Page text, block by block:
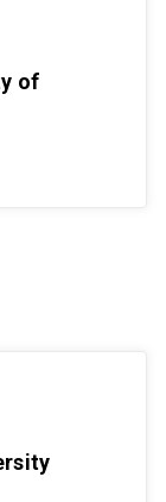
of